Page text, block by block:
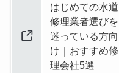
はじめての水道
修理業者選びを
迷っている方向
け｜おすすめ修
理会社5選